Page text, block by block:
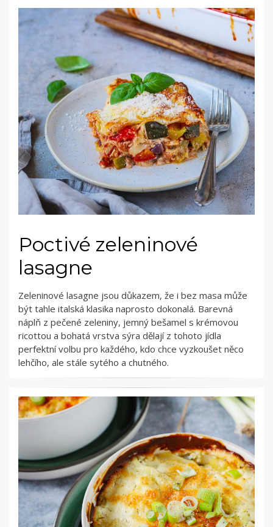
Poctivé zeleninové
lasagne
Zeleninové lasagne jsou důkazem, že i bez masa může
být tahle italská klasika naprosto dokonalá. Barevná
náplň z pečené zeleniny, jemný bešamel s krémovou
ricottou a bohatá vrstva sýra dělají z tohoto jídla
perfektní volbu pro každého, kdo chce vyzkoušet něco
lehčího, ale stále sytého a chutného.